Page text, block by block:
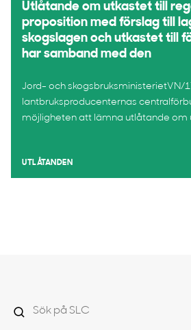
Utlåtande om utkastet till
proposition med förslag till
skogslagen och utkastet till
har samband med den
Jord- och skogsbruksministerietVN/
lantbruksproducenternas
möjligheten att lämna utlåtande om
UTLÅTANDEN